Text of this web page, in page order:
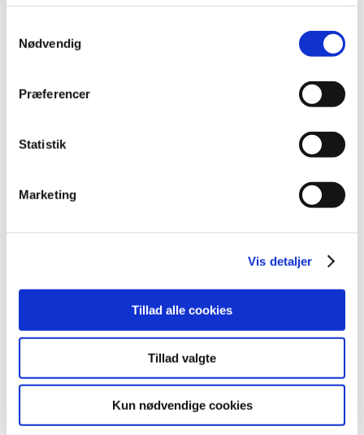
Nødvendig
Præferencer
Statistik
Marketing
Vis detaljer
Tillad alle cookies
Tillad valgte
Kun nødvendige cookies
september (3)
juni (9)
marts (2)
2014 (44)
2008 (8)
2006 (9)